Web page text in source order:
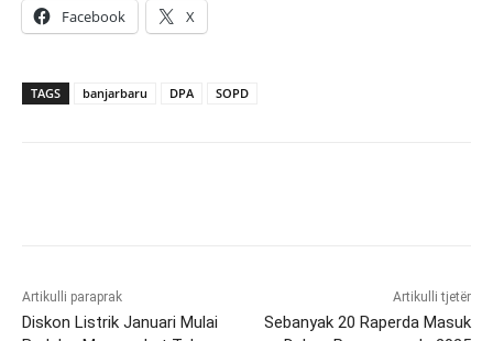
Facebook X
TAGS banjarbaru DPA SOPD
Artikulli paraprak
Diskon Listrik Januari Mulai
Artikulli tjetër
Sebanyak 20 Raperda Masuk